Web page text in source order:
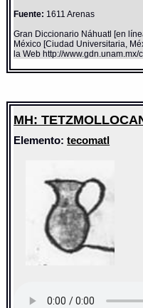
Fuente: 1611 Arenas
Gran Diccionario Náhuatl [en
México [Ciudad Universitaria,
la Web http://www.gdn.unam.mx/
MH:
Elemento:tecomatl